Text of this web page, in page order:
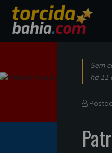
Sem
há 11